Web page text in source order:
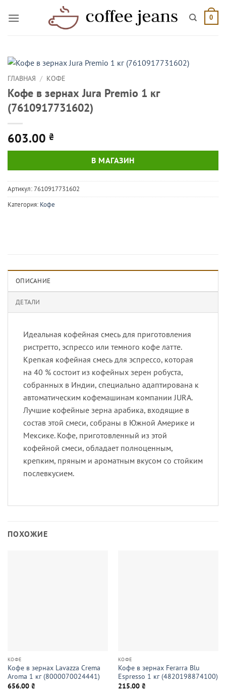
0
ГЛАВНАЯ / КОФЕ
Кофе в зернах Jura Premio 1 кг
(7610917731602)
603.00 ₴
В МАГАЗИН
Артикул:7610917731602
Категория: Кофе
ОПИСАНИЕ
ДЕТАЛИ
Идеальная кофейная смесь для приготовления
ристретто, эспрессо или темного кофе латте.
Крепкая кофейная смесь для эспрессо, которая
на 40 % состоит из кофейных зерен робуста,
собранных в Индии, специально адаптирована к
автоматическим кофемашинам компании JURA.
Лучшие кофейные зерна арабика, входящие в
состав этой смеси, собраны в Южной Америке и
Мексике. Кофе, приготовленный из этой
кофейной смеси, обладает полноценным,
крепким, пряным и ароматным вкусом со стойким
послевкусием.
ПОХОЖИЕ
КОФЕ
Кофе в зернах Lavazza Crema
Aroma 1 кг (8000070024441)
656.00 ₴
КОФЕ
Кофе в зернах Ferarra Blu
Espresso 1 кг (4820198874100)
215.00 ₴